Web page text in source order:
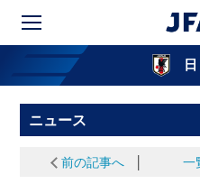
ニュース
前の記事へ 一